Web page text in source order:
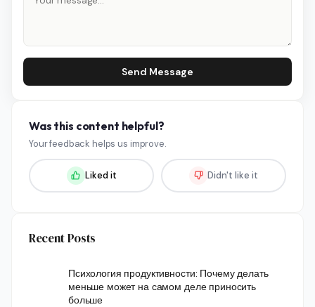
Send Message
Was this content helpful?
Your feedback helps us improve.
Liked it Didn't like it
Recent Posts
Психология продуктивности: Почему делать
меньше может на самом деле приносить
больше